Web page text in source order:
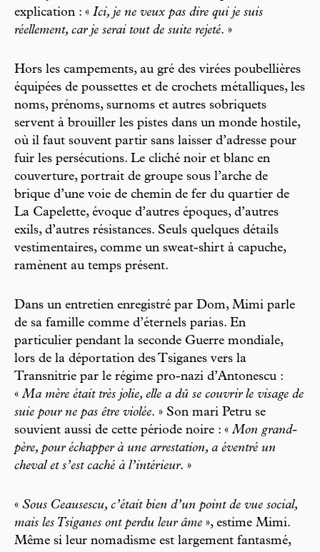
explication : « Ici, je ne veux pas dire qui je suis
réellement, car je serai tout de suite rejeté. »
Hors les campements, au gré des virées poubellières
équipées de poussettes et de crochets métalliques, les
noms, prénoms, surnoms et autres sobriquets
servent à brouiller les pistes dans un monde hostile,
où il faut souvent partir sans laisser d’adresse pour
fuir les persécutions. Le cliché noir et blanc en
couverture, portrait de groupe sous l’arche de
brique d’une voie de chemin de fer du quartier de
La Capelette, évoque d’autres époques, d’autres
exils, d’autres résistances. Seuls quelques détails
vestimentaires, comme un sweat-shirt à capuche,
ramènent au temps présent.
Dans un entretien enregistré par Dom, Mimi parle
de sa famille comme d’éternels parias. En
particulier pendant la seconde Guerre mondiale,
lors de la déportation des Tsiganes vers la
Transnitrie par le régime pro-nazi d’Antonescu :
«Ma mère était très jolie, elle a dû se couvrir le visage de
suie pour ne pas être violée. » Son mari Petru se
souvient aussi de cette période noire : «Mon grand-
père, pour échapper à une arrestation, a éventré un
cheval et s’est caché à l’intérieur. »
« Sous Ceausescu, c’était bien d’un point de vue social,
mais les Tsiganes ont perdu leur âme », estime Mimi.
Même si leur nomadisme est largement fantasmé,